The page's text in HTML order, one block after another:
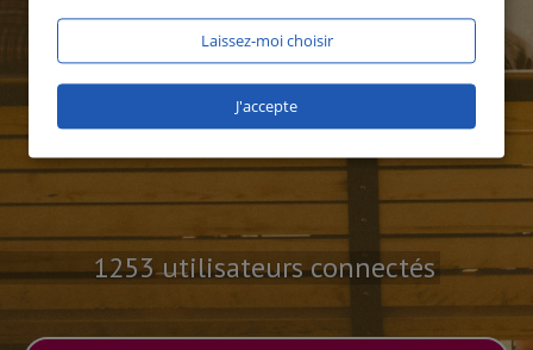
1253 utilisateurs connectés
Laissez-moi choisir
J'accepte